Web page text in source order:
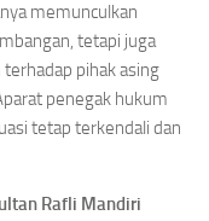
memunculkan
tetapi juga
pihak asing
penegak hukum
tetap terkendali dan
Rafli Mandiri